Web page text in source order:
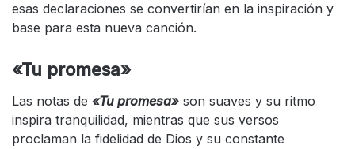
esas declaraciones se convertirían en la inspiración y
base para esta nueva canción.
«Tu promesa»
Las notas de «Tu promesa» son suaves y su ritmo
inspira tranquilidad, mientras que sus versos
proclaman la fidelidad de Dios y su constante